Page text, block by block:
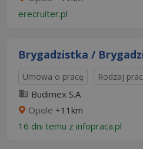
erecruiter.pl
Brygadzistka /
Umowa o pracę Rodzaj
Budimex S.A
Opole +11km
16 dni temu z infopraca.pl